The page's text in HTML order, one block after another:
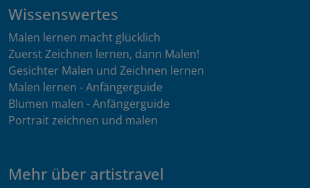
Wissenswertes
Malen lernen macht glücklich
Zuerst Zeichnen lernen, dann Malen!
Gesichter Malen und Zeichnen lernen
Malen lernen - Anfängerguide
Blumen malen - Anfängerguide
Portrait zeichnen und malen
Mehr über artistravel